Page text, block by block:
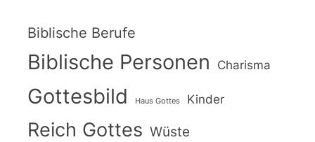
Biblische Berufe
Biblische Personen Charisma
Gottesbild Haus Gottes Kinder
Reich Gottes Wüste